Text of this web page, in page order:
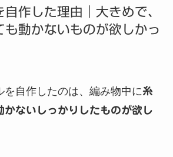
作した理由｜大きめで、
も動かないものが欲しかっ
を自作したのは、編み物中に糸
かないしっかりしたものが欲し